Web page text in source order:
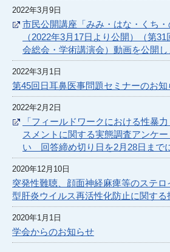
2022年3月9日
市民公開講座「みみ・はな・くち・
（2022年3月17日より公開）（第
会総会・学術講演会）動画を公開し
2022年3月1日
第45回日耳鼻医事問題セミナーのお知
2022年2月2日
「フィールドワークにおける性暴
スメントに関する実態調査アンケ
い 回答締め切り日を2月28日まで
2020年12月10日
突発性難聴、顔面神経麻痺等のステ
型肝炎ウイルス再活性化防止に関する
2020年1月1日
学会からのお知らせ